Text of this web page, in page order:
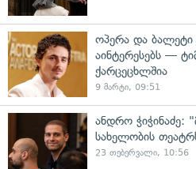
ოპერა და ბალეტი
აინტერესებს —
ქარცეცხლშია
9 მარტი, 09:51
ანდრო ჭიჭინაძე:
სახელობის
23 თებერვალი, 10:56